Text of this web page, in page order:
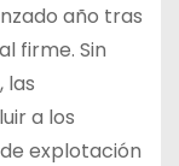
año tras
firme. Sin
las
a los
explotación